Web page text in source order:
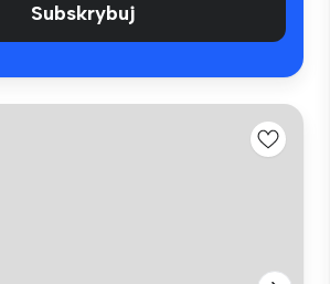
Subskrybuj